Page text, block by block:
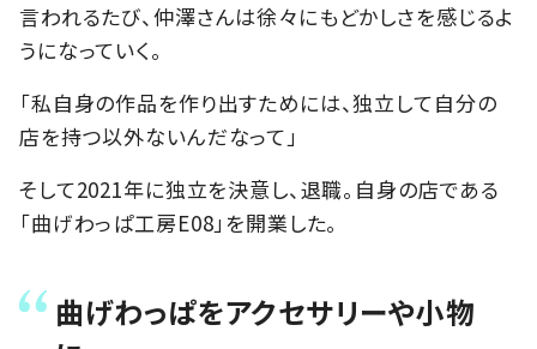
言われるたび、仲澤さんは徐々にもどかしさを感じるよ
うになっていく。
「私自身の作品を作り出すためには、独立して自分の
店を持つ以外ないんだなって」
そして2021年に独立を決意し、退職。自身の店である
「曲げわっぱ工房E08」を開業した。
曲げわっぱをアクセサリーや小物